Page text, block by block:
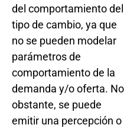
del comportamiento del
tipo de cambio, ya que
no se pueden modelar
parámetros de
comportamiento de la
demanda y/o oferta. No
obstante, se puede
emitir una percepción o